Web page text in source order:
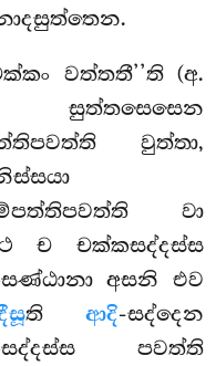
වත්තතී’’ති (අ.
වුත්තා,
වා
ච චක්කසද්දස්ස
අසනි එව
ති ආදි-සද්දෙන
පවත්ති